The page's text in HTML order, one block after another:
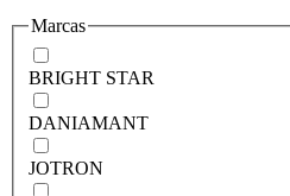
Marcas
BRIGHT STAR
DANIAMANT
JOTRON